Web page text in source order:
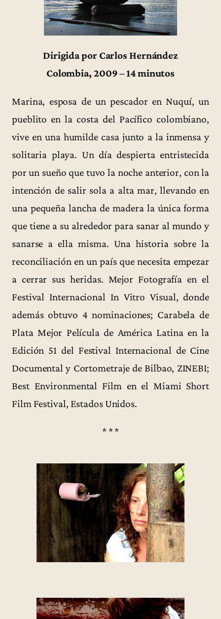
Dirigida por Carlos Hernández
Colombia, 2009 – 14 minutos
Marina, esposa de un pescador en Nuquí, un
pueblito en la costa del Pacífico colombiano,
vive en una humilde casa junto a la inmensa y
solitaria playa. Un día despierta entristecida
por un sueño que tuvo la noche anterior, con la
intención de salir sola a alta mar, llevando en
una pequeña lancha de madera la única forma
que tiene a su alrededor para sanar al mundo y
sanarse a ella misma. Una historia sobre la
reconciliación en un país que necesita empezar
a cerrar sus heridas. Mejor Fotografía en el
Festival Internacional In Vitro Visual, donde
además obtuvo 4 nominaciones; Carabela de
Plata Mejor Película de América Latina en la
Edición 51 del Festival Internacional de Cine
Documental y Cortometraje de Bilbao, ZINEBI;
Best Environmental Film en el Miami Short
Film Festival, Estados Unidos.
* * *